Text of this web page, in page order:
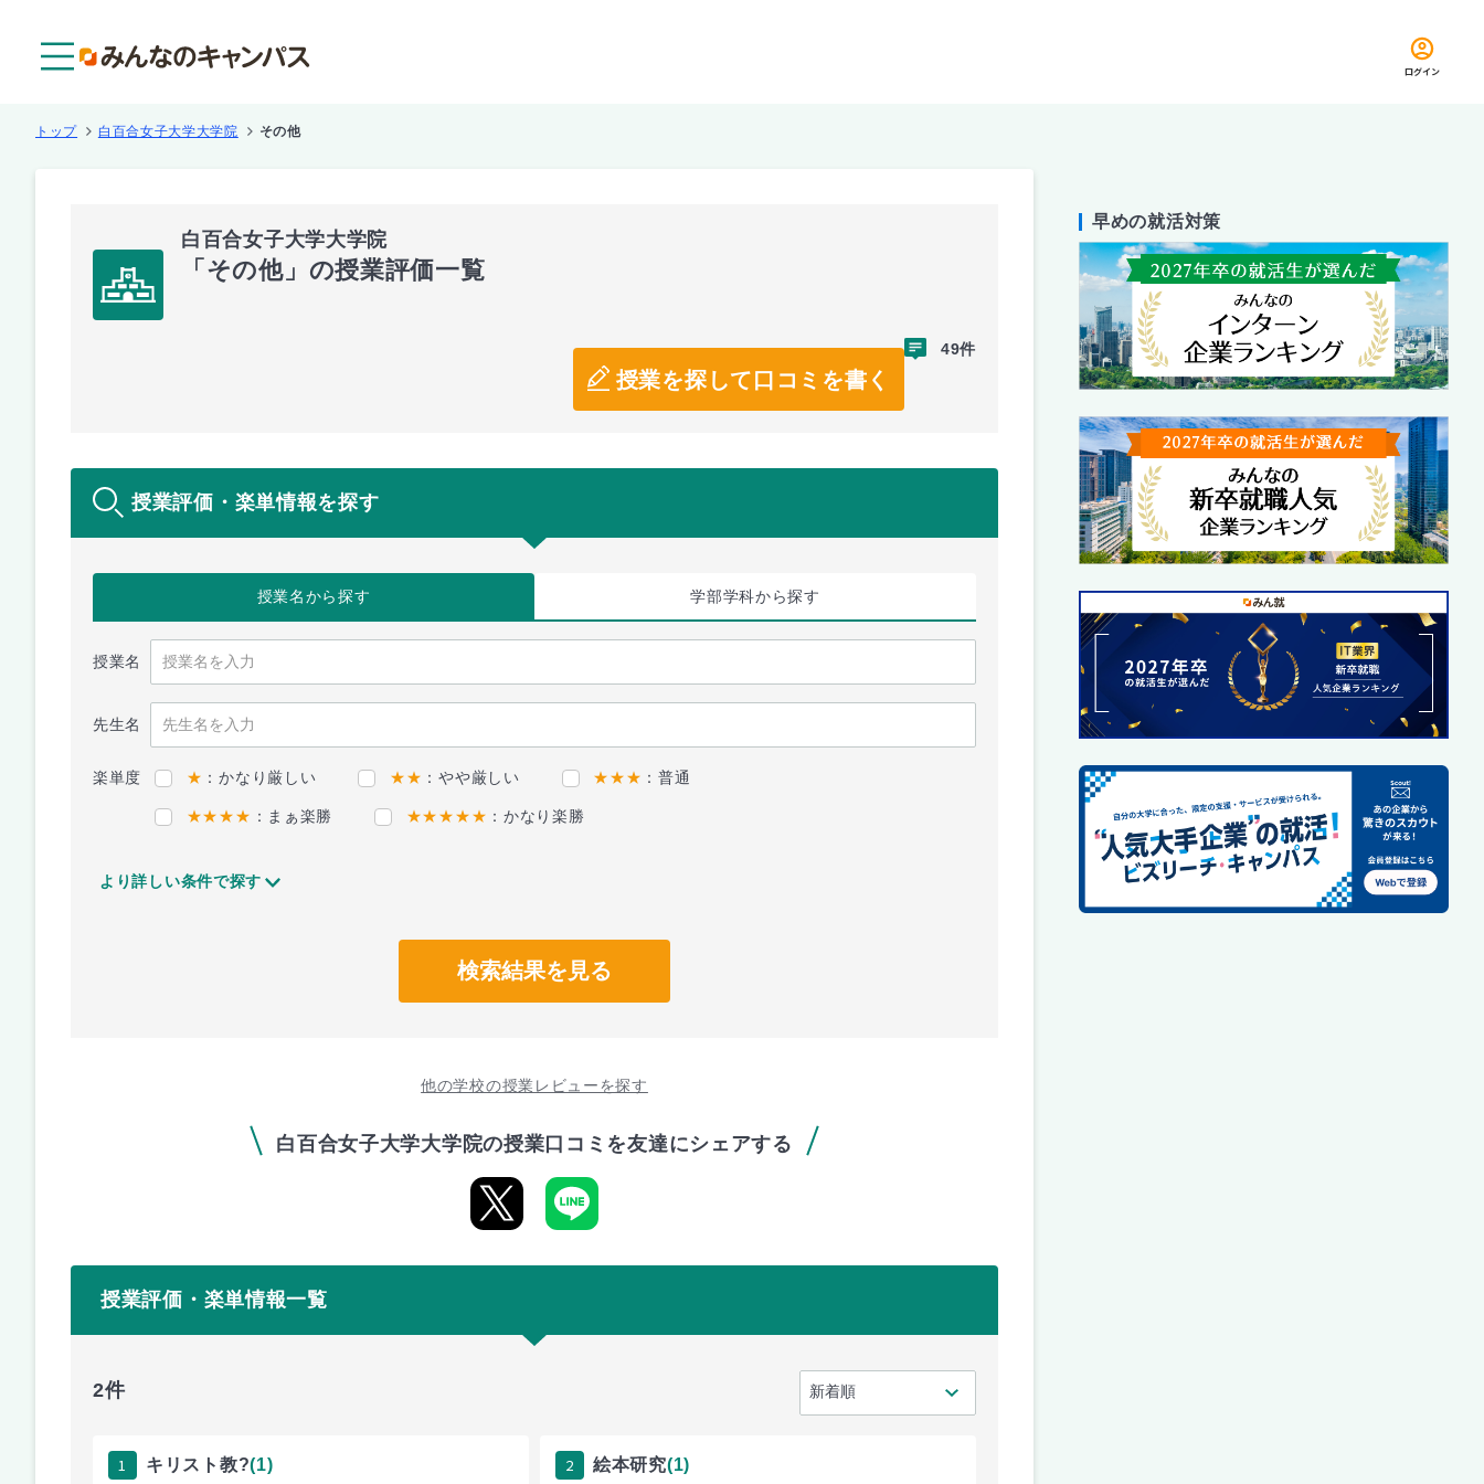
ログイン
トップ 白百合女子大学大学院 その他
白百合女子大学大学院
「その他」の授業評価一覧
授業を探して口コミを書く
49件
授業評価・楽単情報を探す
授業名から探す 学部学科から探す
授業名
先生名
楽単度 ★ ：かなり厳しい ★★ ：やや厳しい ★★★ ：普通
★★★★ ：まぁ楽勝 ★★★★★ ：かなり楽勝
より詳しい条件で探す
検索結果を見る
他の学校の授業レビューを探す
白百合女子大学大学院の授業口コミを友達にシェアする
授業評価・楽単情報一覧
2件
1 キリスト教?(1) 2 絵本研究(1)
早めの就活対策